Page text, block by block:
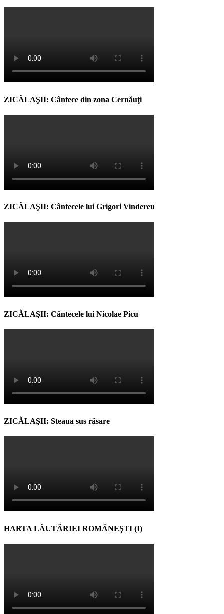
ZICĂLAŞII: Cântece din zona Cernăuţi
ZICĂLAŞII: Cântecele lui Grigori Vindereu
ZICĂLAŞII: Cântecele lui Nicolae Picu
ZICĂLAŞII: Steaua sus răsare
HARTA LĂUTĂRIEI ROMÂNEŞTI (I)